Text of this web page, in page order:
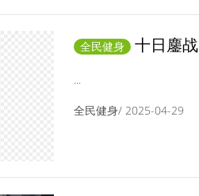
全民健身
十日鏖
...
全民健身/ 2025-04-29